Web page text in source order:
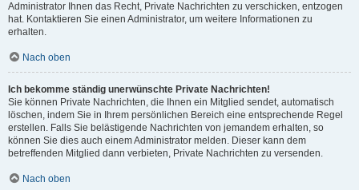
Administrator Ihnen das Recht, Private Nachrichten zu verschicken, entzogen
hat. Kontaktieren Sie einen Administrator, um weitere Informationen zu
erhalten.
Nach oben
Ich bekomme ständig unerwünschte Private Nachrichten!
Sie können Private Nachrichten, die Ihnen ein Mitglied sendet, automatisch
löschen, indem Sie in Ihrem persönlichen Bereich eine entsprechende Regel
erstellen. Falls Sie belästigende Nachrichten von jemandem erhalten, so
können Sie dies auch einem Administrator melden. Dieser kann dem
betreffenden Mitglied dann verbieten, Private Nachrichten zu versenden.
Nach oben